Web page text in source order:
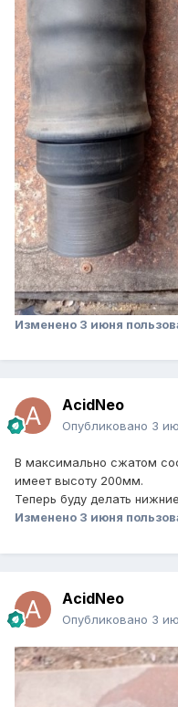
Изменено 3 июня
AcidNeo
Опубликовано 3
В максимально сжатом
имеет высоту 200мм.
Теперь буду делать
Изменено 3 июня
AcidNeo
Опубликовано 3